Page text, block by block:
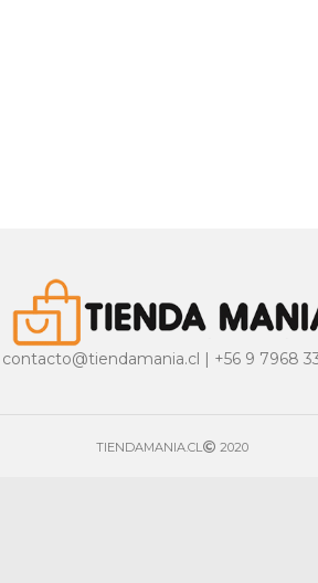
contacto@tiendamania.cl | +56 9 7968
TIENDAMANIA.CL 2020